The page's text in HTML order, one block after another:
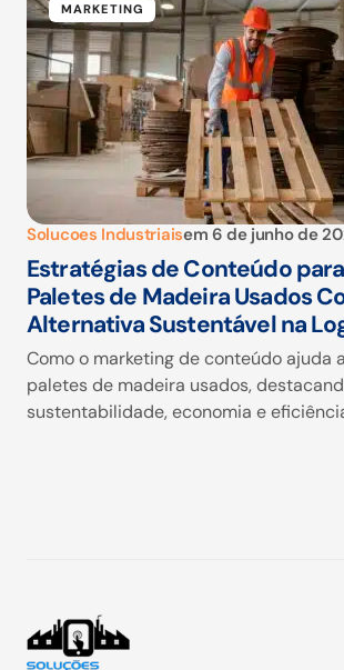
MARKETING
Solucoes Industriaisem 6 de junho de
Estratégias de Conteúdo
Paletes de Madeira Usados
Alternativa Sustentável na
Como o marketing de conteúdo ajuda
paletes de madeira usados,
sustentabilidade, economia e